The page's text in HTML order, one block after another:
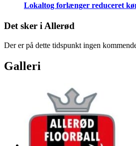
Lokaltog forlænger reduceret
Det sker i Allerød
Der er på dette tidspunkt ingen
Galleri